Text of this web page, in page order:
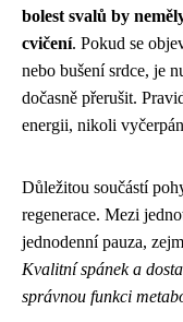
bolest svalů by
cvičení. Pokud se
nebo bušení srdce, je
dočasně přerušit.
energii, nikoli
Důležitou součástí
regenerace. Mezi
jednodenní pauza,
Kvalitní spánek a
správnou funkci